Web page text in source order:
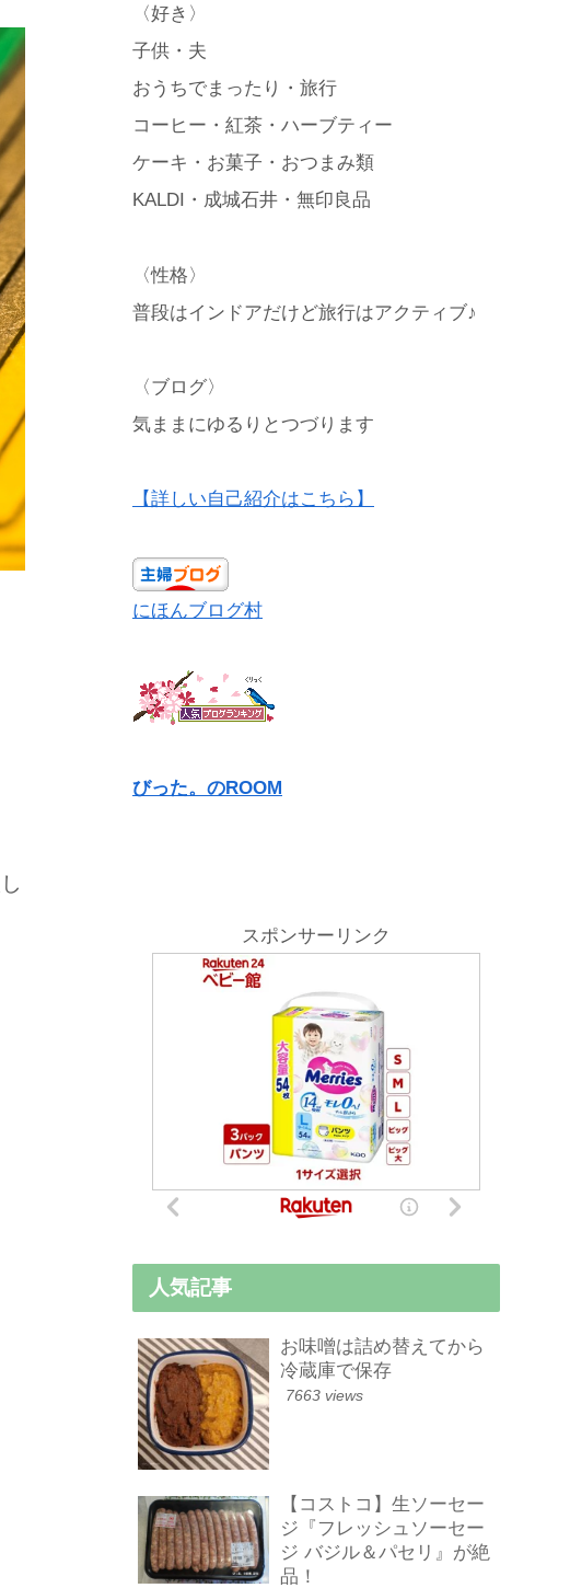
〈好き〉
子供・夫
おうちでまったり・旅行
コーヒー・紅茶・ハーブティー
ケーキ・お菓子・おつまみ類
KALDI・成城石井・無印良品
〈性格〉
普段はインドアだけど旅行はアクティブ♪
〈ブログ〉
気ままにゆるりとつづります
【詳しい自己紹介はこちら】
にほんブログ村
びった。のROOM
スポンサーリンク
人気記事
お味噌は詰め替えてから
冷蔵庫で保存
7663 views
【コストコ】生ソーセー
ジ『フレッシュソーセー
ジ バジル＆パセリ』が絶
品！